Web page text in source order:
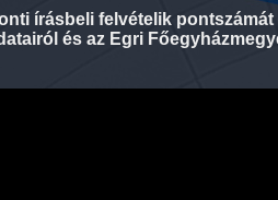
írásbeli felvételik
és az Egri